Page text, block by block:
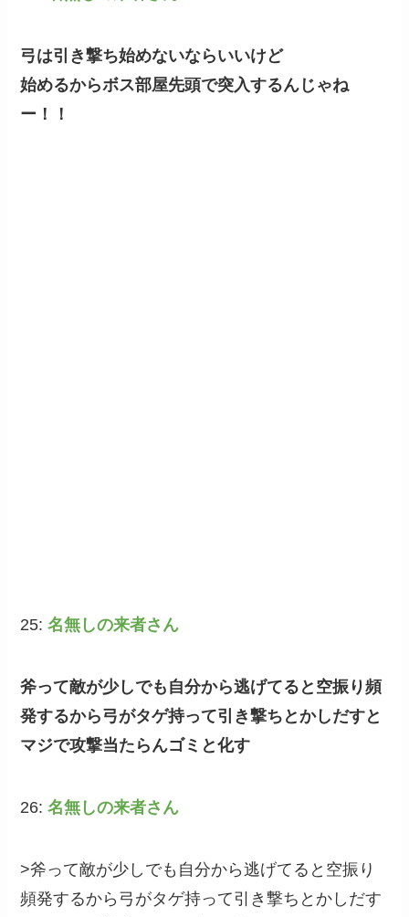
弓は引き撃ち始めないならいいけど
始めるからボス部屋先頭で突入するんじゃね
ー！！
25:名無しの来者さん
斧って敵が少しでも自分から逃げてると空振り頻
発するから弓がタゲ持って引き撃ちとかしだすと
マジで攻撃当たらんゴミと化す
26:名無しの来者さん
>斧って敵が少しでも自分から逃げてると空振り
頻発するから弓がタゲ持って引き撃ちとかしだす